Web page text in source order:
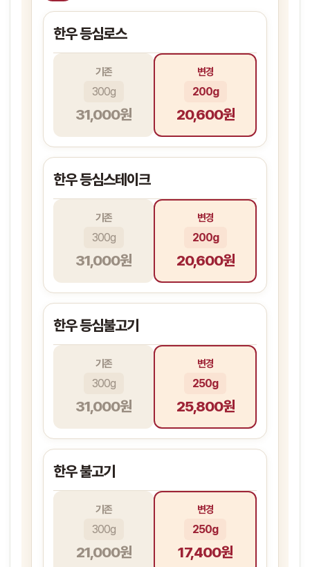
한우 등심로스
기존
31,000원
300g
변경
20,600원
200g
한우 등심스테이크
기존
31,000원
300g
변경
20,600원
200g
한우 등심불고기
기존
31,000원
300g
변경
25,800원
250g
한우 불고기
기존
21,000원
300g
변경
17,400원
250g